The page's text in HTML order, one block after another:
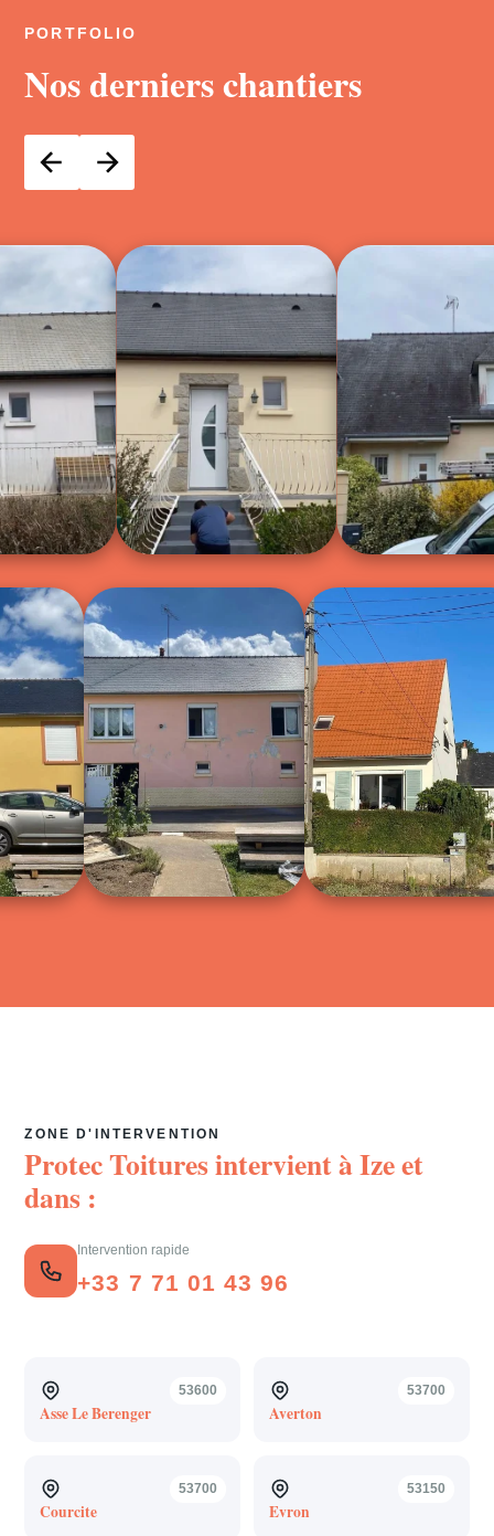
PORTFOLIO
Nos derniers chantiers
ZONE D'INTERVENTION
Protec Toitures intervient àIzeet
dans :
Intervention rapide
+33 7 71 01 43 96
53600
Asse Le Berenger
53700
Averton
53700
Courcite
53150
Evron